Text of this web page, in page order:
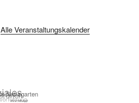
Alle Veranstaltungskalender